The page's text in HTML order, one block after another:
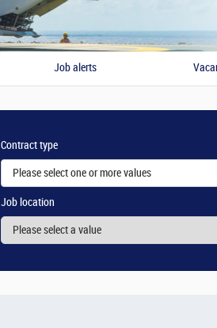
Job alerts
Contract type
Please select one or more values
Job location